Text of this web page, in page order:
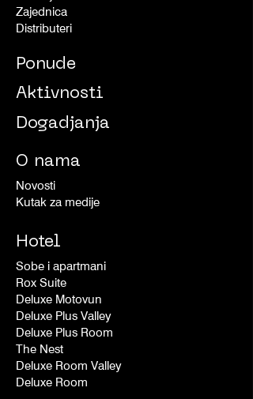
Zajednica
Distributeri
Ponude
Aktivnosti
Dogadjanja
O nama
Novosti
Kutak za medije
Hotel
Sobe i apartmani
Rox Suite
Deluxe Motovun
Deluxe Plus Valley
Deluxe Plus Room
The Nest
Deluxe Room Valley
Deluxe Room